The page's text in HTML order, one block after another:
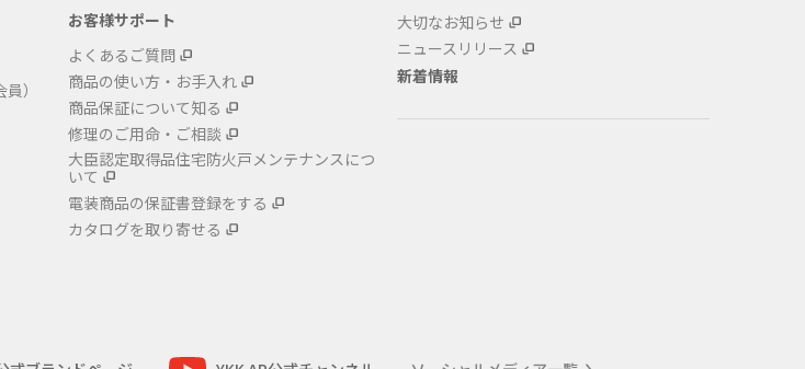
）
お客様サポート
よくあるご質問
商品の使い方・お手入れ
商品保証について知る
修理のご用命・ご相談
大臣認定取得品住宅防火戸メンテナンスにつ
いて
電装商品の保証書登録をする
カタログを取り寄せる
大切なお知らせ
ニュースリリース
新着情報